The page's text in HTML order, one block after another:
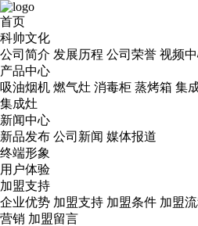
首页
科帅文化
公司简介 发展历程 公司荣誉 视频
产品中心
吸油烟机 燃气灶 消毒柜 蒸烤箱 集
集成灶
新闻中心
新品发布 公司新闻 媒体报道
终端形象
用户体验
加盟支持
企业优势 加盟支持 加盟条件 加盟
营销 加盟留言